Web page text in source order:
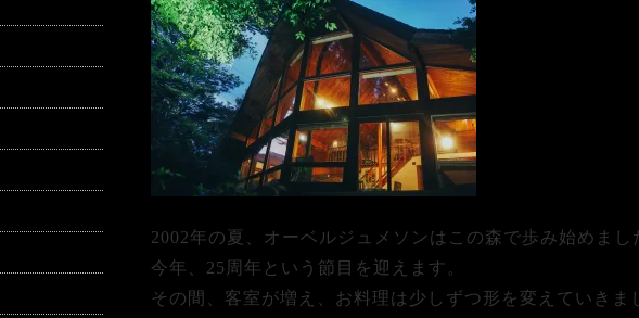
2002年の夏、オーベルジュメソンはこの森で歩み始めまし
今年、25周年という節目を迎えます。
その間、客室が増え、お料理は少しずつ形を変えていきま